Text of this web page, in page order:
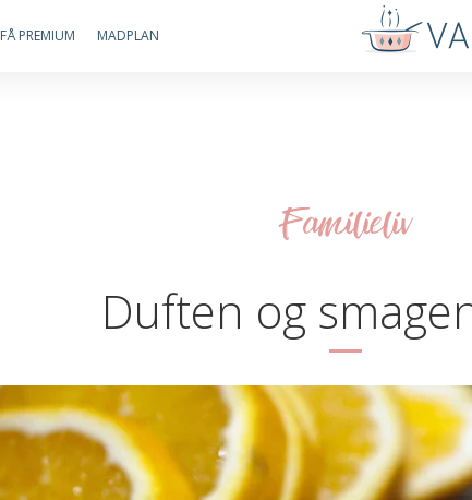
FÅ PREMIUM MADPLAN
Familieliv
Duften og